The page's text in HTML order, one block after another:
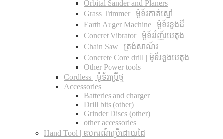
Orbital Sander and Planers
Grass Trimmer | ម៉ូទ័រកាត់ស្មៅ
Earth Auger Machine | ម៉ូទ័រខួងដី
Concret Vibrator | ម៉ូទ័ររំញ័របេតុង
Chain Saw | ត្រង់សាណ័រ
Concrete Core drill | ម៉ូទ័រខួងបេតុង
Other Power tools
Cordless​ | ម៉ូទ័រប្រើថ្ម
Accessories
Batteries and charger
Drill bits (other)
Grinder Discs (other)
other accessories
Hand Tool | ឧបករណ៍ប្រើដោយដៃ